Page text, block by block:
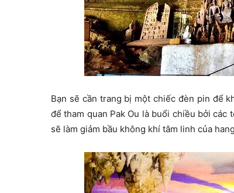
Bạn sẽ cần trang bị một chiếc đèn pin để
để tham quan Pak Ou là buổi chiều bởi
sẽ làm giảm bầu không khí tâm linh của